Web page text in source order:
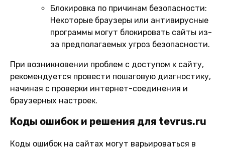
Блокировка по причинам безопасности:
Некоторые браузеры или антивирусные
программы могут блокировать сайты из-
за предполагаемых угроз безопасности.
При возникновении проблем с доступом к сайту,
рекомендуется провести пошаговую диагностику,
начиная с проверки интернет-соединения и
браузерных настроек.
Коды ошибок и решения для tevrus.ru
Коды ошибок на сайтах могут варьироваться в